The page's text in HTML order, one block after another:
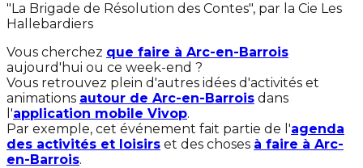
"La Brigade de Résolution des Contes", par la Cie Les
Hallebardiers
Vous cherchez que faire à Arc-en-Barrois
aujourd'hui ou ce week-end ?
Vous retrouvez plein d'autres idées d'activités et
animations autour de Arc-en-Barrois dans
l'application mobile Vivop.
Par exemple, cet événement fait partie de l'agenda
des activités et loisirs et des choses à faire à Arc-
en-Barrois.